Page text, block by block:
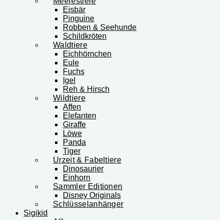
Eisbär
Pinguine
Robben & Seehunde
Schildkröten
Waldtiere
Eichhörnchen
Eule
Fuchs
Igel
Reh & Hirsch
Wildtiere
Affen
Elefanten
Giraffe
Löwe
Panda
Tiger
Urzeit & Fabeltiere
Dinosaurier
Einhorn
Sammler Editionen
Disney Originals
Schlüsselanhänger
Sigikid